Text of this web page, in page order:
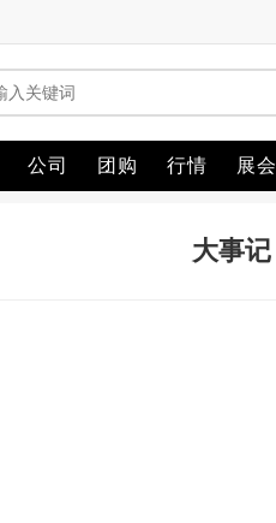
公司 团购 行情 展会
大事记